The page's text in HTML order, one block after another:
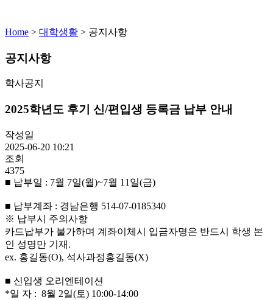
Home > 대학생활 > 공지사항
공지사항
학사공지
2025학년도 후기 신/편입생 등록금 납부 안내
작성일
2025-06-20 10:21
조회
4375
■ 납부일 : 7월 7일(월)~7월 11일(금)
■ 납부계좌 : 경남은행 514-07-0185340
※ 납부시 주의사항
카드납부가 불가하며 계좌이체시 입금자명은 반드시 학생 본
인 성명만 기재.
ex. 홍길동(O), 석사과정홍길동(X)
■ 신입생 오리엔테이션
*일 자 : 8월 2일(토) 10:00-14:00